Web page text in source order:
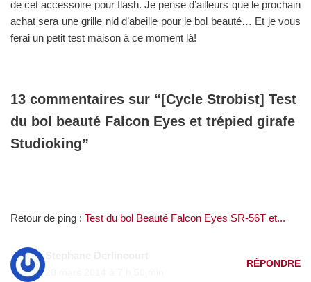
de cet accessoire pour flash. Je pense d’ailleurs que le prochain
achat sera une grille nid d’abeille pour le bol beauté… Et je vous
ferai un petit test maison à ce moment là!
13 commentaires sur “[Cycle Strobist] Test
du bol beauté Falcon Eyes et trépied girafe
Studioking”
Retour de ping : Test du bol Beauté Falcon Eyes SR-56T et...
RÉPONDRE